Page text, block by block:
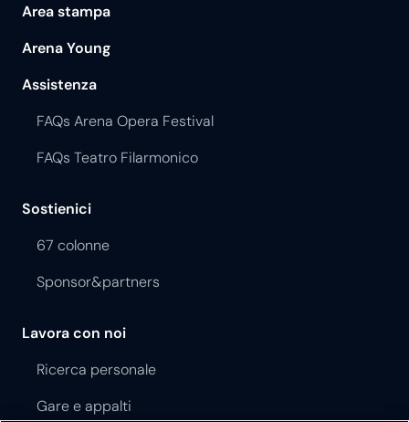
Area stampa
Arena Young
Assistenza
FAQs Arena Opera Festival
FAQs Teatro Filarmonico
Sostienici
67 colonne
Sponsor&partners
Lavora con noi
Ricerca personale
Gare e appalti